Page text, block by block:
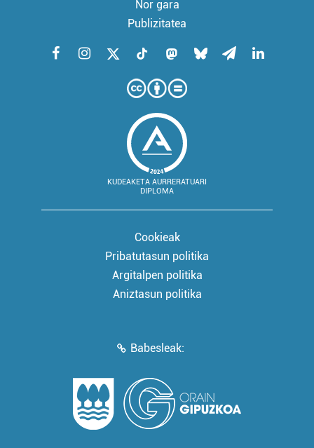
Nor gara
Publizitatea
KUDEAKETA AURRERATUARI
DIPLOMA
Cookieak
Pribatutasun politika
Argitalpen politika
Aniztasun politika
Babesleak: